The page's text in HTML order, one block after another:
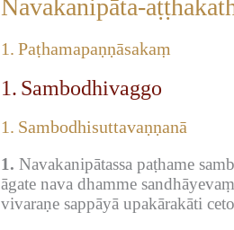
Navakanipāta-
1. Paṭhamapaṇṇāsakaṃ
1. Sambodhivaggo
1. Sambodhisuttavaṇṇanā
1. Navakanipātassa paṭhame
āgate nava dhamme
vivaraṇe sappāyā upakārakāti